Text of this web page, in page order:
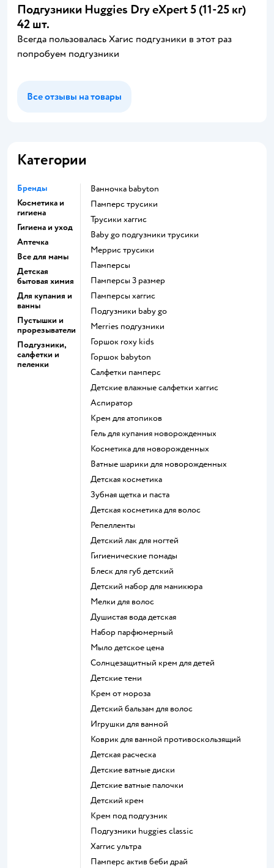
Подгузники Huggies Dry eXpert 5 (11-25 кг)
42 шт.
Всегда пользовалась Хагис подгузники в этот раз
попробуем подгузники
Все отзывы на товары
Категории
Бренды
Косметика и
гигиена
Гигиена и уход
Аптечка
Все для мамы
Детская
бытовая химия
Для купания и
ванны
Пустышки и
прорезыватели
Подгузники,
салфетки и
пеленки
ванночка babyton
памперс трусики
трусики хаггис
baby go подгузники трусики
меррис трусики
памперсы
памперсы 3 размер
памперсы хаггис
подгузники baby go
merries подгузники
горшок roxy kids
горшок babyton
салфетки памперс
детские влажные салфетки хаггис
аспиратор
крем для атопиков
гель для купания новорожденных
косметика для новорожденных
ватные шарики для новорожденных
детская косметика
зубная щетка и паста
детская косметика для волос
репелленты
детский лак для ногтей
гигиенические помады
блеск для губ детский
детский набор для маникюра
мелки для волос
душистая вода детская
набор парфюмерный
мыло детское цена
солнцезащитный крем для детей
детские тени
крем от мороза
детский бальзам для волос
игрушки для ванной
коврик для ванной противоскользящий
детская расческа
детские ватные диски
детские ватные палочки
детский крем
крем под подгузник
подгузники huggies classic
хаггис ультра
памперс актив беби драй